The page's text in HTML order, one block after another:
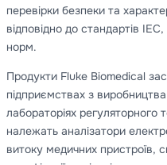
перевірки безпеки та
відповідно до стандартів
норм.
Продукти Fluke Biomedical
підприємствах з
лабораторіях регуляторного
належать аналізатори
витоку медичних пристроїв,